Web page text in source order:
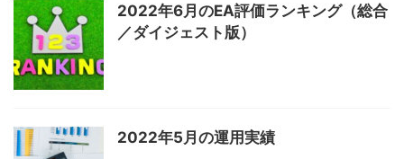
2022年6月のEA評価ランキング（総合
／ダイジェスト版）
2022年5月の運用実績